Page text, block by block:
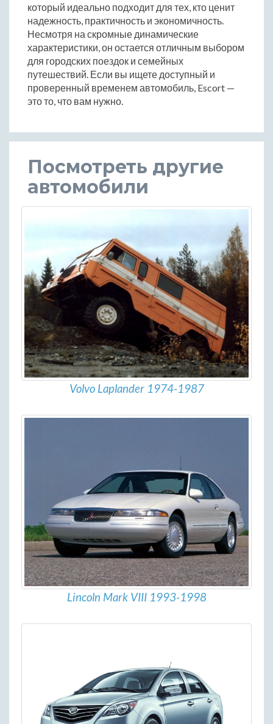
который идеально подходит для тех, кто ценит
надежность, практичность и экономичность.
Несмотря на скромные динамические
характеристики, он остается отличным выбором
для городских поездок и семейных
путешествий. Если вы ищете доступный и
проверенный временем автомобиль, Escort —
это то, что вам нужно.
Посмотреть другие
автомобили
Volvo Laplander 1974-1987
Lincoln Mark VIII 1993-1998